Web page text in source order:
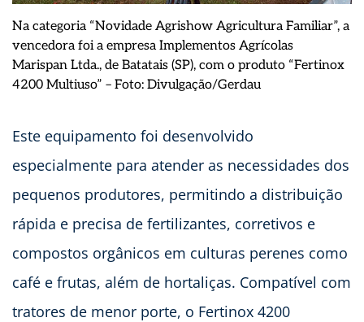
Na categoria “Novidade Agrishow Agricultura Familiar”, a
vencedora foi a empresa Implementos Agrícolas
Marispan Ltda., de Batatais (SP), com o produto “Fertinox
4200 Multiuso” – Foto: Divulgação/Gerdau
Este equipamento foi desenvolvido
especialmente para atender as necessidades dos
pequenos produtores, permitindo a distribuição
rápida e precisa de fertilizantes, corretivos e
compostos orgânicos em culturas perenes como
café e frutas, além de hortaliças. Compatível com
tratores de menor porte, o Fertinox 4200